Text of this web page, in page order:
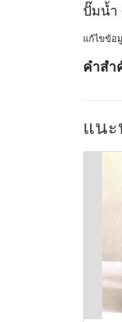
ปั๊มน้ำ
แก้ไขข้อมู
คำสำ
แนะ